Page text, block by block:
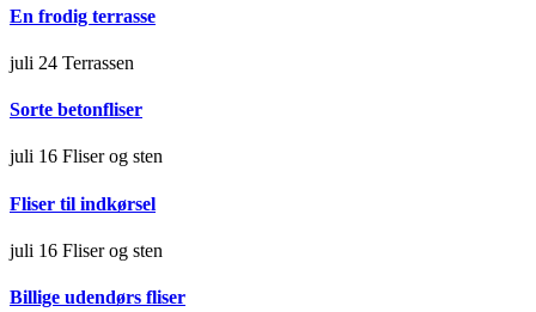
En frodig terrasse
juli 24 Terrassen
Sorte betonfliser
juli 16 Fliser og sten
Fliser til indkørsel
juli 16 Fliser og sten
Billige udendørs fliser